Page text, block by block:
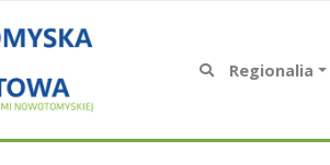
Regionalia